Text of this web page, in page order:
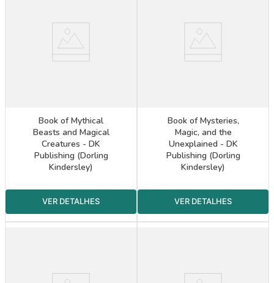
Book of Mythical
Beasts and Magical
Creatures - DK
Publishing (Dorling
Kindersley)
Book of Mysteries,
Magic, and the
Unexplained - DK
Publishing (Dorling
Kindersley)